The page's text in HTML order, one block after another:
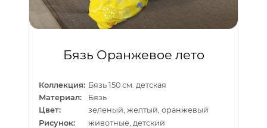
Бязь Оранжевое лето
Коллекция: Бязь 150 см. детская
Материал:
Бязь
Цвет:
зеленый, желтый, оранжевый
Рисунок:
животные, детский